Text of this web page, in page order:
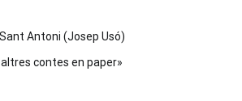
Antoni (Josep Usó)
contes en paper»